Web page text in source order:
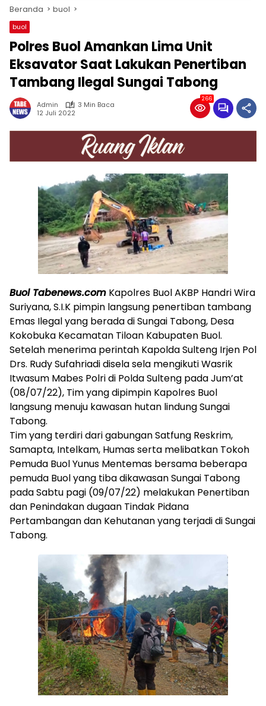
Beranda buol
buol
Polres Buol Amankan Lima Unit
Eksavator Saat Lakukan Penertiban
Tambang Ilegal Sungai Tabong
Admin
3 Min Baca
12 Juli 2022
266
Buol Tabenews.com Kapolres Buol AKBP Handri Wira
Suriyana, S.I.K pimpin langsung penertiban tambang
Emas Ilegal yang berada di Sungai Tabong, Desa
Kokobuka Kecamatan Tiloan Kabupaten Buol.
Setelah menerima perintah Kapolda Sulteng Irjen Pol
Drs. Rudy Sufahriadi disela sela mengikuti Wasrik
Itwasum Mabes Polri di Polda Sulteng pada Jum’at
(08/07/22), Tim yang dipimpin Kapolres Buol
langsung menuju kawasan hutan lindung Sungai
Tabong.
Tim yang terdiri dari gabungan Satfung Reskrim,
Samapta, Intelkam, Humas serta melibatkan Tokoh
Pemuda Buol Yunus Mentemas bersama beberapa
pemuda Buol yang tiba dikawasan Sungai Tabong
pada Sabtu pagi (09/07/22) melakukan Penertiban
dan Penindakan dugaan Tindak Pidana
Pertambangan dan Kehutanan yang terjadi di Sungai
Tabong.